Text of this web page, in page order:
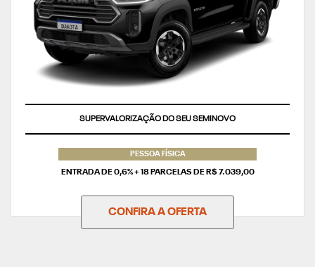
TAXA ZERO
PESSOA FÍSICA
ENTRADA DE 0,6% + 18 PARCELAS DE R$ 7.039,00
CONFIRA A OFERTA